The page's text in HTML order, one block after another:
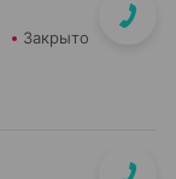
Закрыто